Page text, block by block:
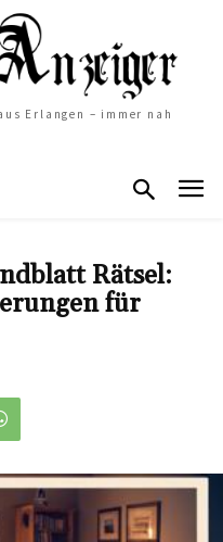
Erlangen – immer nah
Rätsel:
für